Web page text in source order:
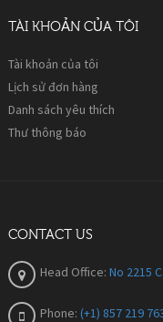
TÀI KHOẢN CỦA TÔI
Tài khoản của tôi
Lịch sử đơn hàng
Danh sách yêu thích
Thư thông báo
CONTACT US
Head Office: No 2215
Phone: (+1) 857 219